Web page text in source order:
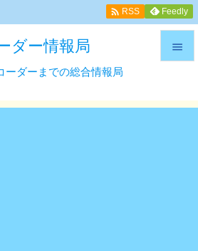
ダー情報局
ーダーまでの総合情報局

 RSS Feedly